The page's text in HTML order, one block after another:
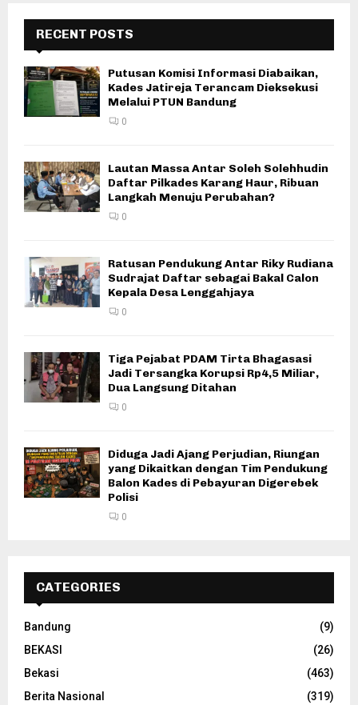
RECENT POSTS
Putusan Komisi Informasi Diabaikan,
Kades Jatireja Terancam Dieksekusi
Melalui PTUN Bandung
0
Lautan Massa Antar Soleh Solehhudin
Daftar Pilkades Karang Haur, Ribuan
Langkah Menuju Perubahan?
0
Ratusan Pendukung Antar Riky Rudiana
Sudrajat Daftar sebagai Bakal Calon
Kepala Desa Lenggahjaya
0
Tiga Pejabat PDAM Tirta Bhagasasi
Jadi Tersangka Korupsi Rp4,5 Miliar,
Dua Langsung Ditahan
0
Diduga Jadi Ajang Perjudian, Riungan
yang Dikaitkan dengan Tim Pendukung
Balon Kades di Pebayuran Digerebek
Polisi
0
CATEGORIES
Bandung
(9)
BEKASI
(26)
Bekasi
(463)
Berita Nasional
(319)